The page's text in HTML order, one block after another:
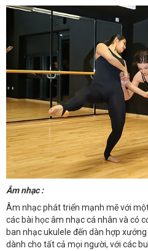
Âm nhạc :
Âm nhạc phát triển mạnh mẽ với
các bài học âm nhạc cá nhân và có
ban nhạc ukulele đến dàn hợp
dành cho tất cả mọi người, với các